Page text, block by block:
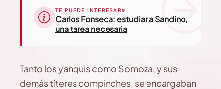
TE PUEDE INTERESAR
Carlos Fonseca: estudiar a Sandino,
una tarea necesaria
Tanto los yanquis como Somoza, y sus
demás títeres compinches, se encargaban